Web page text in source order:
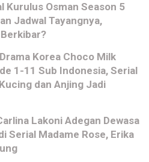
Kurulus Osman Season 5
Jadwal Tayangnya,
Korea Choco Milk
1-11 Sub Indonesia, Serial
dan Anjing Jadi
Lakoni Adegan Dewasa
Serial Madame Rose, Erika